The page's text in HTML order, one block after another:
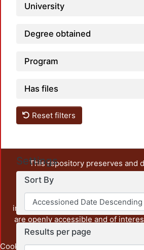
University
Degree obtained
Program
Has files
Reset filters
Settings
Sort By
Results per page
This repository preserves and
unrestricted open access, the
output of UAM Azcapotzalco. It
administrative and graphic
institution, as well as content from
are openly accessible and of
Cookie Privacy End User